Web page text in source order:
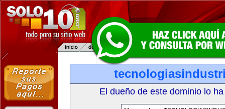
El dueño de este dominio lo